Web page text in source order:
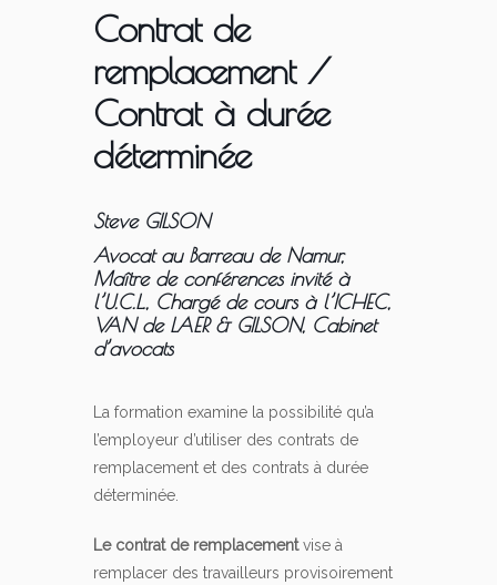
Contrat de
remplacement /
Contrat à durée
déterminée
Steve GILSON
Avocat au Barreau de Namur,
Maître de conférences invité à
l’U.C.L., Chargé de cours à l’ICHEC,
VAN de LAER & GILSON, Cabinet
d’avocats
La formation examine la possibilité qu’a
l’employeur d’utiliser des contrats de
remplacement et des contrats à durée
déterminée.
Le contrat de remplacementvise à
remplacer des travailleurs provisoirement